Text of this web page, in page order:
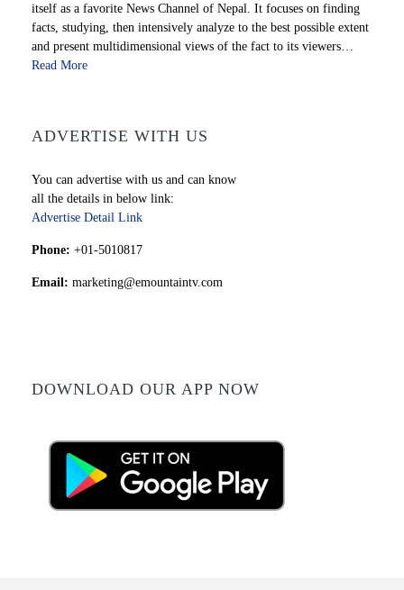
itself as a favorite News Channel of Nepal. It focuses on finding
facts, studying, then intensively analyze to the best possible extent
and present multidimensional views of the fact to its viewers…
Read More
ADVERTISE WITH US
You can advertise with us and can know
all the details in below link:
Advertise Detail Link
Phone: +01-5010817
Email: marketing@emountaintv.com
DOWNLOAD OUR APP NOW